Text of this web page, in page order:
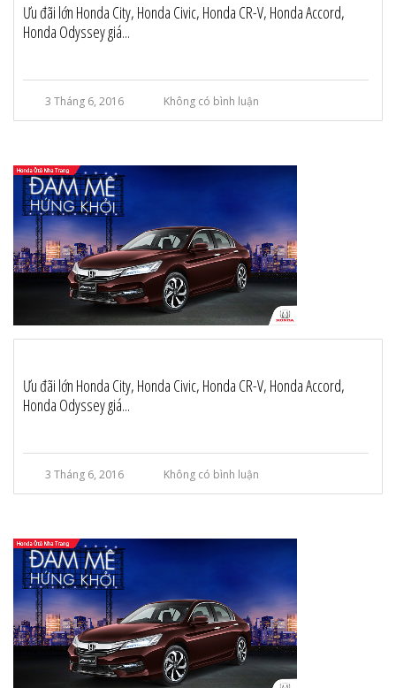
Ưu đãi lớn Honda City, Honda Civic, Honda CR-V, Honda Accord,
Honda Odyssey giá...
3 Tháng 6, 2016 Không có bình luận
Ưu đãi lớn Honda City, Honda Civic, Honda CR-V, Honda Accord,
Honda Odyssey giá...
3 Tháng 6, 2016 Không có bình luận